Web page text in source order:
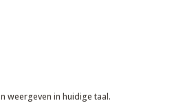
weergeven in huidige taal.